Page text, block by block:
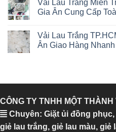
Vải Lau Trắng Miền
Gia Ân Cung Cấp
Vải Lau Trắng
Ân Giao Hàng
CÔNG TY TNHH MỘT THÀNH
Chuyên: Giặt ủi đồng
giẻ lau trắng, giẻ lau màu,